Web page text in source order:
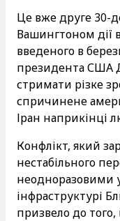
Це вже друге 30-
Вашингтоном дії
введеного в
президента США
стримати різке
спричинене
Іран наприкінці
Конфлікт, який
нестабільного
неодноразовими
інфраструктурі
призвело до